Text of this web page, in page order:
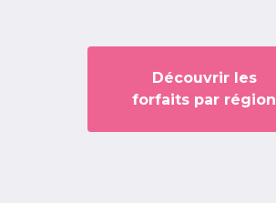
Découvrir les
forfaits par région